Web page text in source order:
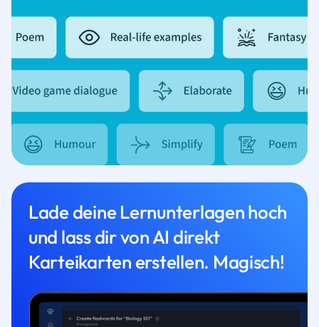
Lade deine Lernunterlagen hoch
und lass dir von AI direkt
Karteikarten erstellen. Magisch!